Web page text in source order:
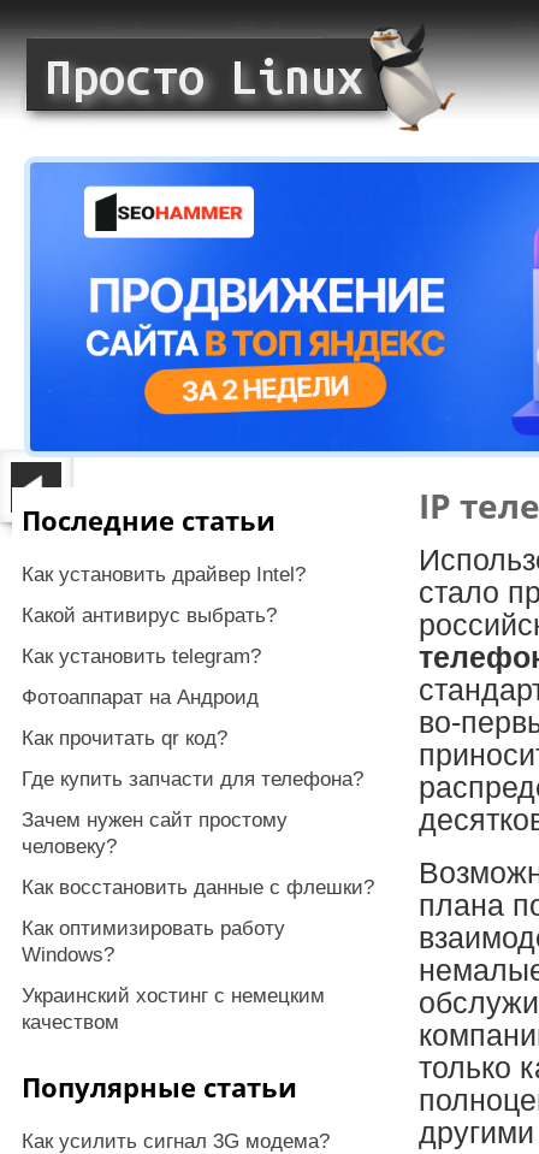
IP
стало
во-
плана
только
Последние статьи
Как установить драйвер Intel?
Какой антивирус выбрать?
Как установить telegram?
Фотоаппарат на Андроид
Как прочитать qr код?
Где купить запчасти для телефона?
Зачем нужен сайт простому
человеку?
Как восстановить данные с флешки?
Как оптимизировать работу
Windows?
Украинский хостинг с немецким
качеством
Популярные статьи
Как усилить сигнал 3G модема?